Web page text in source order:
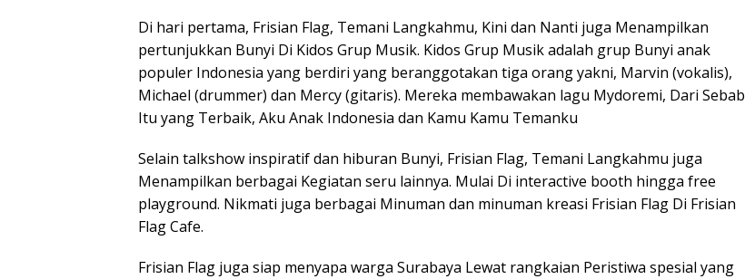
Di hari pertama, Frisian Flag, Temani Langkahmu, Kini dan Nanti juga Menampilkan
pertunjukkan Bunyi Di Kidos Grup Musik. Kidos Grup Musik adalah grup Bunyi anak
populer Indonesia yang berdiri yang beranggotakan tiga orang yakni, Marvin (vokalis),
Michael (drummer) dan Mercy (gitaris). Mereka membawakan lagu Mydoremi, Dari Sebab
Itu yang Terbaik, Aku Anak Indonesia dan Kamu Kamu Temanku
Selain talkshow inspiratif dan hiburan Bunyi, Frisian Flag, Temani Langkahmu juga
Menampilkan berbagai Kegiatan seru lainnya. Mulai Di interactive booth hingga free
playground. Nikmati juga berbagai Minuman dan minuman kreasi Frisian Flag Di Frisian
Flag Cafe.
Frisian Flag juga siap menyapa warga Surabaya Lewat rangkaian Peristiwa spesial yang